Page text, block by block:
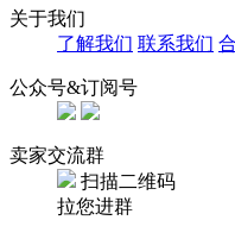
关于我们
了解我们 联系我们
公众号&订阅号
卖家交流群
扫描二维码
拉您进群